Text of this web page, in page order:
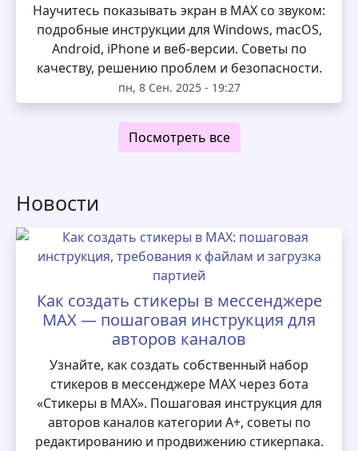
Научитесь показывать экран в MAX со звуком:
подробные инструкции для Windows, macOS,
Android, iPhone и веб-версии. Советы по
качеству, решению проблем и безопасности.
пн, 8 Сен. 2025 - 19:27
Посмотреть все
Новости
Как создать стикеры в мессенджере
MAX — пошаговая инструкция для
авторов каналов
Узнайте, как создать собственный набор
стикеров в мессенджере MAX через бота
«Стикеры в MAX». Пошаговая инструкция для
авторов каналов категории А+, советы по
редактированию и продвижению стикерпака.